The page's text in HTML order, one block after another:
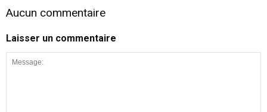
Aucun commentaire
Laisser un commentaire